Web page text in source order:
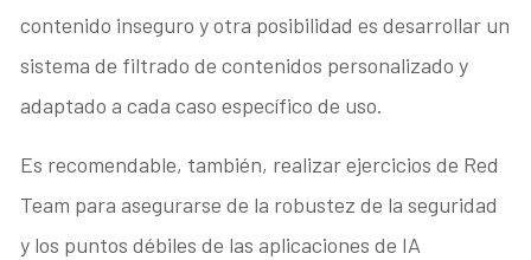
contenido inseguro y otra posibilidad es desarrollar un
sistema de filtrado de contenidos personalizado y
adaptado a cada caso específico de uso.
Es recomendable, también, realizar ejercicios de Red
Team para asegurarse de la robustez de la seguridad
y los puntos débiles de las aplicaciones de IA